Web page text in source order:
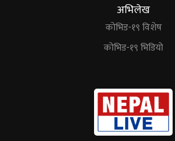
अभिलेख
कोभिड-१९ विशेष
कोभिड-१९ भिडियो